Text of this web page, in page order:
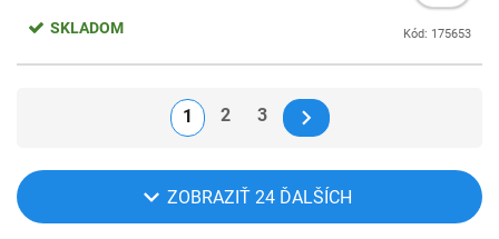
Kód: 175653
SKLADOM
1 2 3
ZOBRAZIŤ 24 ĎALŠÍCH